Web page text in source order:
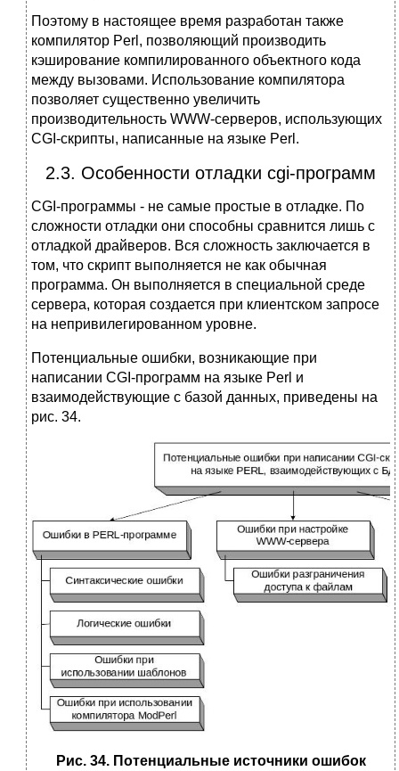
Поэтому в настоящее время разработан также
компилятор Perl, позволяющий производить
кэширование компилированного объектного кода
между вызовами. Использование компилятора
позволяет существенно увеличить
производительность WWW-серверов, использующих
CGI-скрипты, написанные на языке Perl.
2.3. Особенности отладки cgi-программ
CGI-программы - не самые простые в отладке. По
сложности отладки они способны сравнится лишь с
отладкой драйверов. Вся сложность заключается в
том, что скрипт выполняется не как обычная
программа. Он выполняется в специальной среде
сервера, которая создается при клиентском запросе
на непривилегированном уровне.
Потенциальные ошибки, возникающие при
написании CGI-программ на языке Perl и
взаимодействующие с базой данных, приведены на
pис. 34.
Рис. 34. Потенциальные источники ошибок